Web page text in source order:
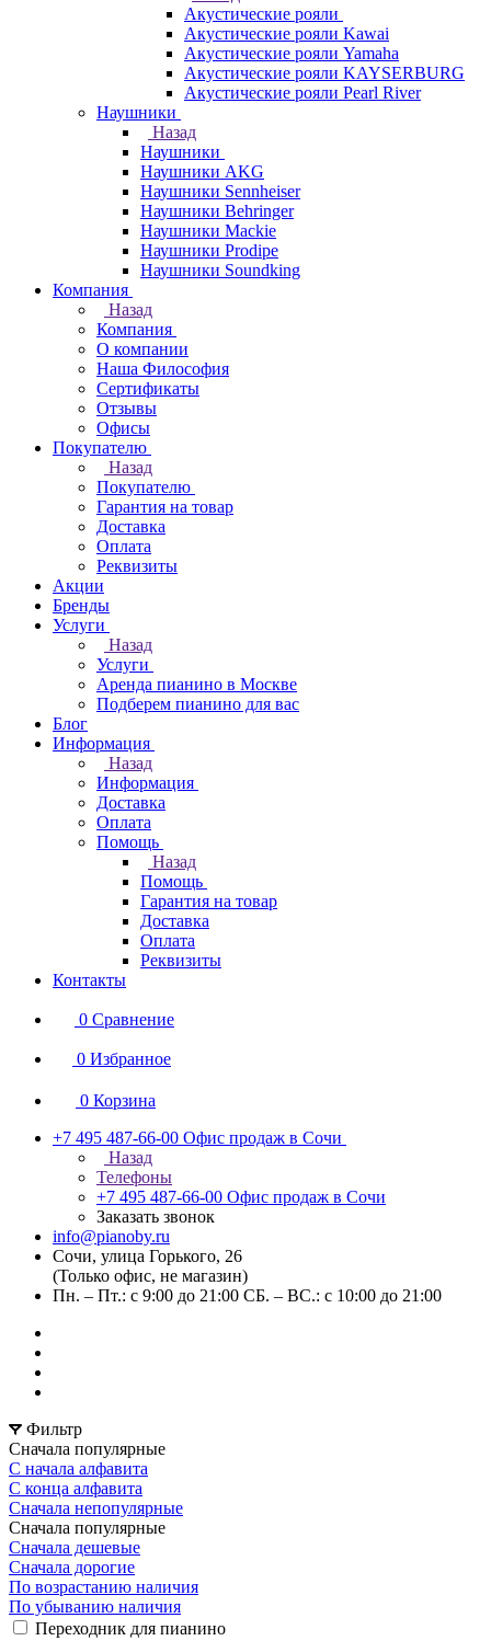
Акустические рояли
Акустические рояли Kawai
Акустические рояли Yamaha
Акустические рояли KAYSERBURG
Акустические рояли Pearl River
Наушники
Назад
Наушники
Наушники AKG
Наушники Sennheiser
Наушники Behringer
Наушники Mackie
Наушники Prodipe
Наушники Soundking
Компания
Назад
Компания
О компании
Наша Философия
Сертификаты
Отзывы
Офисы
Покупателю
Назад
Покупателю
Гарантия на товар
Доставка
Оплата
Реквизиты
Акции
Бренды
Услуги
Назад
Услуги
Аренда пианино в Москве
Подберем пианино для вас
Блог
Информация
Назад
Информация
Доставка
Оплата
Помощь
Назад
Помощь
Гарантия на товар
Доставка
Оплата
Реквизиты
Контакты
0 Сравнение
0 Избранное
0 Корзина
+7 495 487-66-00 Офис продаж в Сочи
Назад
Телефоны
+7 495 487-66-00 Офис продаж в Сочи
Заказать звонок
info@pianoby.ru
Сочи, улица Горького, 26
(Только офис, не магазин)
Пн. – Пт.: с 9:00 до 21:00 СБ. – ВС.: с 10:00 до 21:00
Фильтр
Сначала популярные
С начала алфавита
С конца алфавита
Сначала непопулярные
Сначала популярные
Сначала дешевые
Сначала дорогие
По возрастанию наличия
По убыванию наличия
Переходник для пианино